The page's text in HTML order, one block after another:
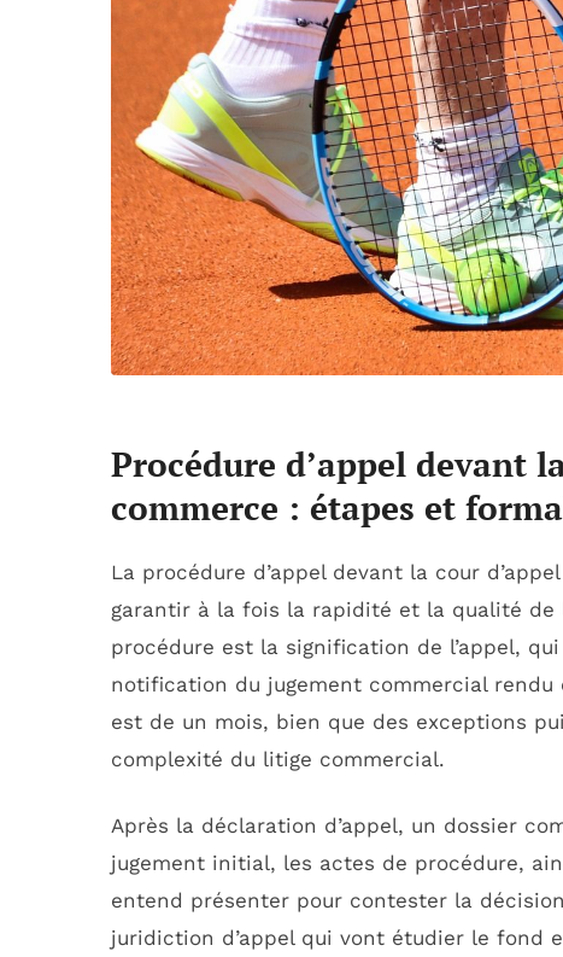
Procédure d’appel devant
commerce : étapes et
La procédure d’appel devant la cour
garantir à la fois la rapidité et la qualité
procédure est la signification de l’appel,
notification du jugement commercial
est de un mois, bien que des exceptions
complexité du litige commercial.
Après la déclaration d’appel, un dossier
jugement initial, les actes de procédure,
entend présenter pour contester la
juridiction d’appel qui vont étudier le fond